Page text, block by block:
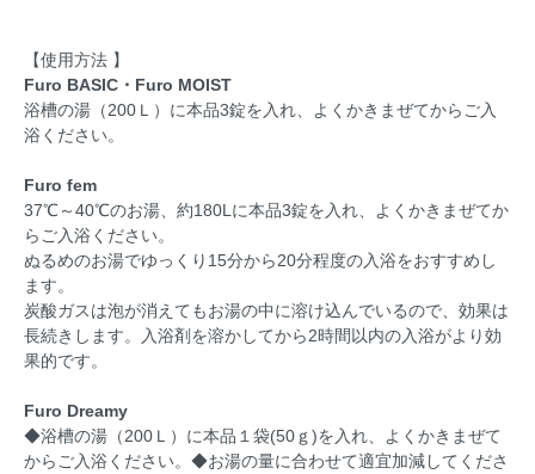
【使用方法 】
Furo BASIC・Furo MOIST
浴槽の湯（200Ｌ）に本品3錠を入れ、よくかきまぜてからご入
浴ください。
Furo fem
37℃～40℃のお湯、約180Lに本品3錠を入れ、よくかきまぜてか
らご入浴ください。
ぬるめのお湯でゆっくり15分から20分程度の入浴をおすすめし
ます。
炭酸ガスは泡が消えてもお湯の中に溶け込んでいるので、効果は
長続きします。入浴剤を溶かしてから2時間以内の入浴がより効
果的です。
Furo Dreamy
◆浴槽の湯（200Ｌ）に本品１袋(50ｇ)を入れ、よくかきまぜて
からご入浴ください。◆お湯の量に合わせて適宜加減してくださ